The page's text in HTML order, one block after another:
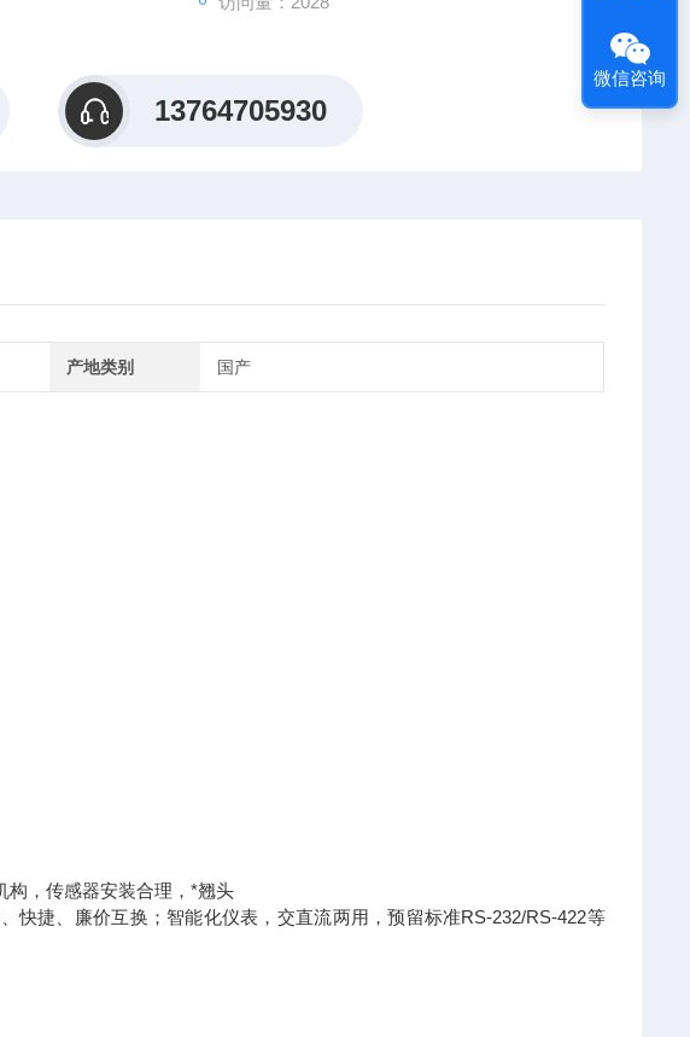
13764705930
产地类别 国产
构，传感器安装合理，*翘头
快捷、廉价互换；智能化仪表，交直流两用，预留标准RS-232/RS-422等
微信咨询